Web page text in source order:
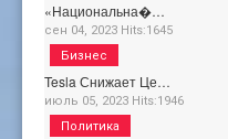
«Национальна�…
сен 04, 2023 Hits:1645
Tesla Снижает Це…
июль 05, 2023 Hits:1946
Бизнес
Политика